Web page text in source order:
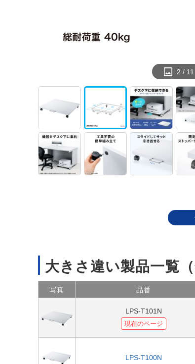
2 / 11
大きさ違い製品一覧
写真 品番
LPS-T101N
現在のページ
LPS-T100N